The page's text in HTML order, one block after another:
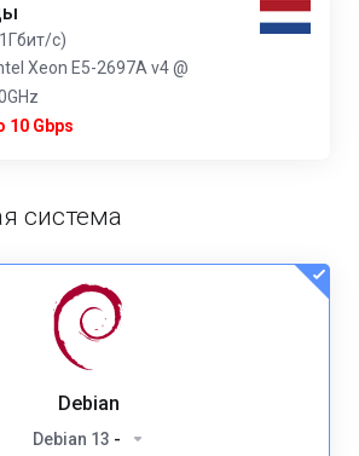
с)
Xeon E5-2697A v4 @
10 Gbps
система
Debian
Debian 13 -